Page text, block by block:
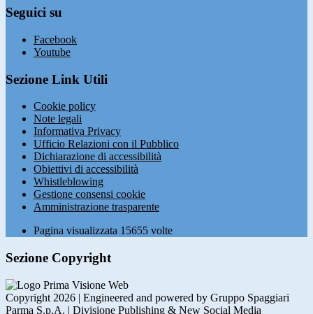
Seguici su
Facebook
Youtube
Sezione Link Utili
Cookie policy
Note legali
Informativa Privacy
Ufficio Relazioni con il Pubblico
Dichiarazione di accessibilità
Obiettivi di accessibilità
Whistleblowing
Gestione consensi cookie
Amministrazione trasparente
Pagina visualizzata 15655 volte
Sezione Copyright
Copyright 2026 | Engineered and powered by Gruppo Spaggiari
Parma S.p.A. | Divisione Publishing & New Social Media